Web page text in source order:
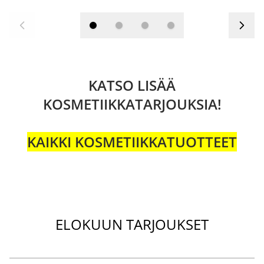
KATSO LISÄÄ
KOSMETIIKKATARJOUKSIA!
KAIKKI KOSMETIIKKATUOTTEET
ELOKUUN TARJOUKSET